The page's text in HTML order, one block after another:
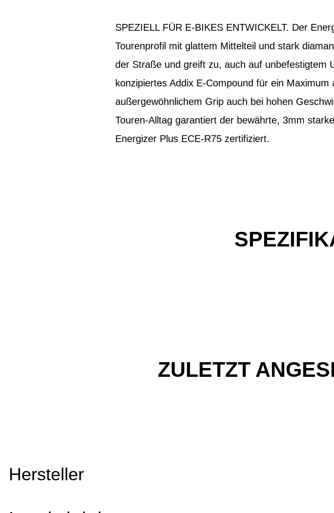
SPEZIELL FÜR E-BIKES ENTWICKELT. Der
Tourenprofil mit glattem Mittelteil und stark
der Straße und greift zu, auch auf unbefestigtem
konzipiertes Addix E-Compound für ein
außergewöhnlichem Grip auch bei hohen
Touren-Alltag garantiert der bewährte, 3mm
Energizer Plus ECE-R75 zertifiziert.
ZULETZT
Hersteller